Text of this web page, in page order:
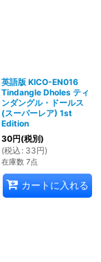
英語版 KICO-EN016
Tindangle Dholes ティ
ンダングル・ドールス
(スーパーレア) 1st
Edition
30円(税別)
(税込 : 33円)
在庫数 7点
カートに入れる